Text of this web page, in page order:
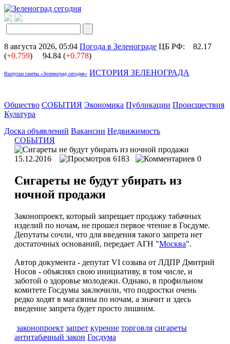
8 августа 2026, 05:04 Погода в Зеленограде ЦБ РФ:
82.17
(+0.759) 94.84 (+0.778)
Выпуски газеты «Зеленоград сегодня» ИСТОРИЯ ЗЕЛЕНОГРАДА
Общество СОБЫТИЯ Экономика Публикации Происшествия
Культура
Доска объявлений Вакансии Недвижимость
СОБЫТИЯ
15.12.2016 6183 0
Сигареты не будут убирать из
ночной продажи
Законопроект, который запрещает продажу табачных
изделий по ночам, не прошел первое чтение в Госдуме.
Депутаты сочли, что для введения такого запрета нет
достаточных оснований, передает АГН "Москва".
Автор документа - депутат VI созыва от ЛДПР Дмитрий
Носов - объяснял свою инициативу, в том числе, и
заботой о здоровье молодежи. Однако, в профильном
комитете Госдумы заключили, что подростки очень
редко ходят в магазины по ночам, а значит и здесь
введение запрета будет просто лишним.
законопроект запрет курение торговля сигареты
антитабачный закон Госдума